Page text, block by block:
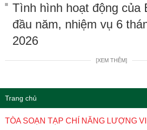
Tình hình hoạt động của
đầu năm, nhiệm vụ 6
2026
[XEM THÊM]
Trang chủ
TÒA SOẠN TẠP CHÍ NĂNG LƯỢNG